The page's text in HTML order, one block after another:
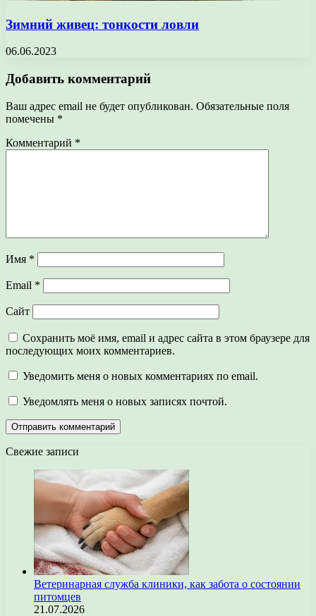
Зимний живец: тонкости ловли
06.06.2023
Добавить комментарий
Ваш адрес email не будет опубликован. Обязательные поля
помечены *
Комментарий *
Имя *
Email *
Сайт
Сохранить моё имя, email и адрес сайта в этом браузере для
последующих моих комментариев.
Уведомить меня о новых комментариях по email.
Уведомлять меня о новых записях почтой.
Свежие записи
Ветеринарная служба клиники, как забота о состоянии
питомцев
21.07.2026